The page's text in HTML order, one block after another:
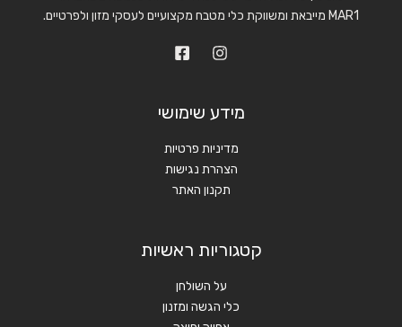
MAR1 מייבאת ומשווקת כלי מטבח מקצועיים לעסקי מזון ולפרטיים.
מידע שימושי
מדיניות פרטיות
הצהרת נגישות
תקנון האתר
קטגוריות ראשיות
על השולחן
כלי הגשה ומזנון